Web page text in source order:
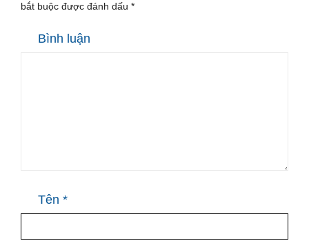
bắt buộc được đánh dấu *
Bình luận
Tên *